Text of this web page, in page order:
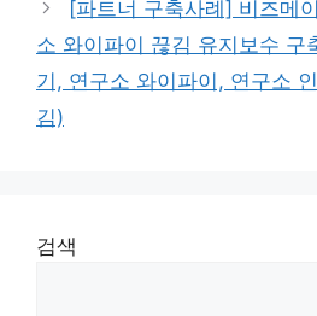
[파트너 구축사례] 비즈메
소 와이파이 끊김 유지보수 구
기, 연구소 와이파이, 연구소
김)
검색